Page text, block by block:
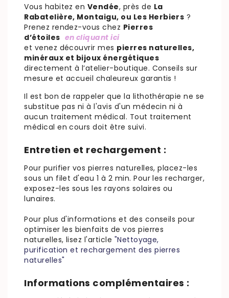
Vous habitez en Vendée, près de La
Rabatelière, Montaigu, ou Les Herbiers ?
Prenez rendez-vous chez Pierres
d’étoiles en cliquant ici
et venez découvrir mes pierres naturelles,
minéraux et bijoux énergétiques
directement à l’atelier-boutique. Conseils sur
mesure et accueil chaleureux garantis !
Il est bon de rappeler que la lithothérapie ne se
substitue pas ni à l'avis d'un médecin ni à
aucun traitement médical. Tout traitement
médical en cours doit être suivi.
Entretien et rechargement :
Pour purifier vos pierres naturelles, placez-les
sous un filet d'eau 1 à 2 min. Pour les recharger,
exposez-les sous les rayons solaires ou
lunaires.
Pour plus d'informations et des conseils pour
optimiser les bienfaits de vos pierres
naturelles, lisez l'article "Nettoyage,
purification et rechargement des pierres
naturelles"
Informations complémentaires :